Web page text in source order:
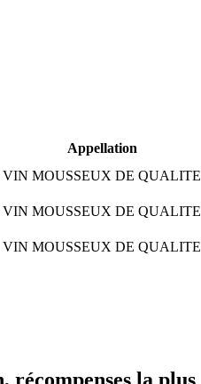
Appellation
VIN MOUSSEUX DE QUALITE
VIN MOUSSEUX DE QUALITE
VIN MOUSSEUX DE QUALITE